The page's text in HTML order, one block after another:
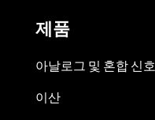
제품
아날로그 및 혼합 신호
이산